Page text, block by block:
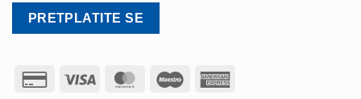
Credit
Visa MasterCard
Maestro